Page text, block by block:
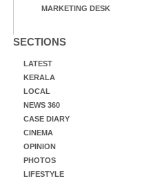
MARKETING DESK
SECTIONS
LATEST
KERALA
LOCAL
NEWS 360
CASE DIARY
CINEMA
OPINION
PHOTOS
LIFESTYLE